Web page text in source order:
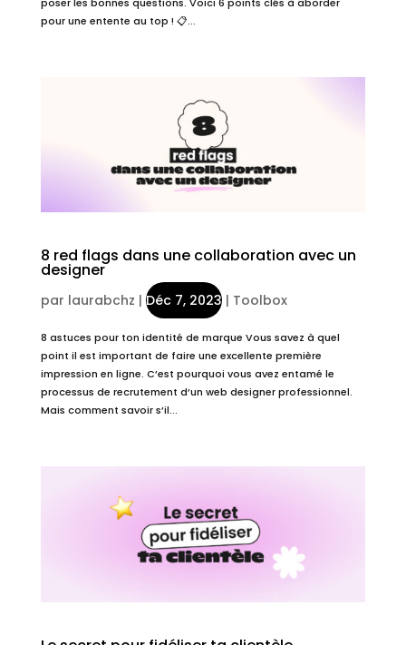
pour une entente au top ! 📋...
8 red flags dans une collaboration avec un
designer
par laurabchz | Déc 7, 2023| Toolbox
8 astuces pour ton identité de marque Vous savez à quel
point il est important de faire une excellente première
impression en ligne. C’est pourquoi vous avez entamé le
processus de recrutement d’un web designer professionnel.
Mais comment savoir s’il...